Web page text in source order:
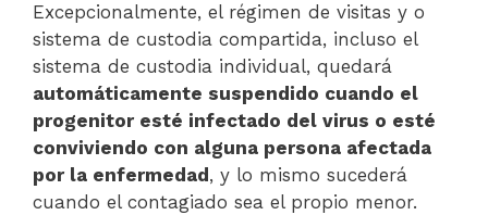
Excepcionalmente, el régimen de visitas y o
sistema de custodia compartida, incluso el
sistema de custodia individual, quedará
automáticamente suspendido cuando el
progenitor esté infectado del virus o esté
conviviendo con alguna persona afectada
por la enfermedad , y lo mismo sucederá
cuando el contagiado sea el propio menor.